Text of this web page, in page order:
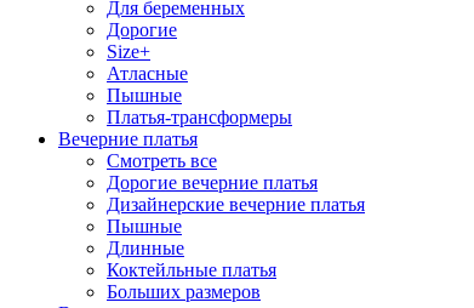
Для беременных
Дорогие
Size+
Атласные
Пышные
Платья-трансформеры
Вечерние платья
Смотреть все
Дорогие вечерние платья
Дизайнерские вечерние платья
Пышные
Длинные
Коктейльные платья
Больших размеров